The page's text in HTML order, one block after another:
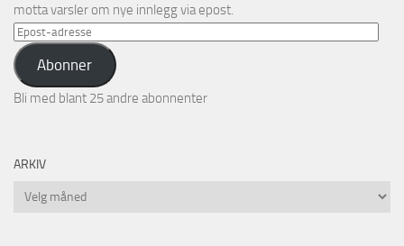
motta varsler om nye innlegg via epost.
Epost-
adresse
Abonner
Bli med blant 25 andre abonnenter
ARKIV
Arkiv